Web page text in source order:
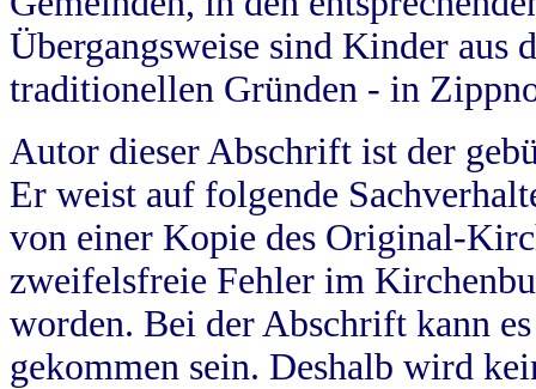
Übergangsweise sind Kinder aus
traditionellen Gründen - in
Autor dieser Abschrift ist der
Er weist auf folgende
von einer Kopie des Original-
zweifelsfreie Fehler im
worden. Bei der Abschrift kann
gekommen sein. Deshalb wird